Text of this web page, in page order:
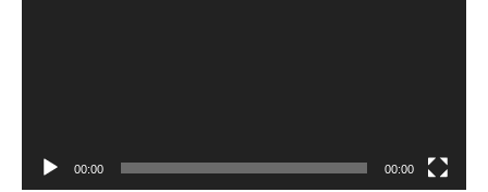
00:00 00:00